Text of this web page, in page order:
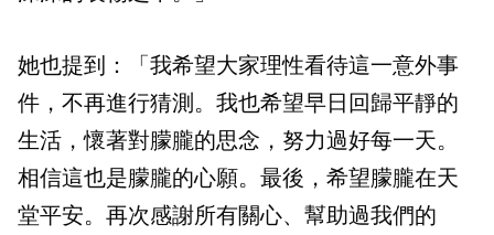
她也提到：「我希望大家理性看待這一意外事
件，不再進行猜測。我也希望早日回歸平靜的
生活，懷著對朦朧的思念，努力過好每一天。
相信這也是朦朧的心願。最後，希望朦朧在天
堂平安。再次感謝所有關心、幫助過我們的